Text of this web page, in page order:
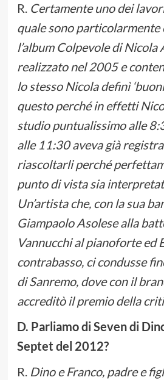
R. Certamente uno dei
quale sono particolarmente
l’album ColpevolediNicola
realizzato nel 2005 e
lo stesso Nicola definì
questo perché in effetti
studio puntualissimo alle
alle 11:30 aveva già
riascoltarli perché
punto di vista sia
Un’artista che, con la sua
Giampaolo Asolese alla
Vannucchi al pianoforte ed
contrabasso, ci condusse
di Sanremo, dove con il
accreditò il premio della
D. Parliamo di Seven di
Septet del 2012?
R. Dino e Franco, padre e